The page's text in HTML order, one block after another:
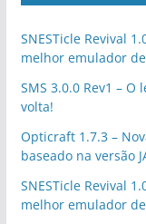
SNESTicle Revival
melhor emulador de
SMS 3.0.0 Rev1 –
volta!
Opticraft 1.7.3 –
baseado na versão
SNESTicle Revival
melhor emulador de